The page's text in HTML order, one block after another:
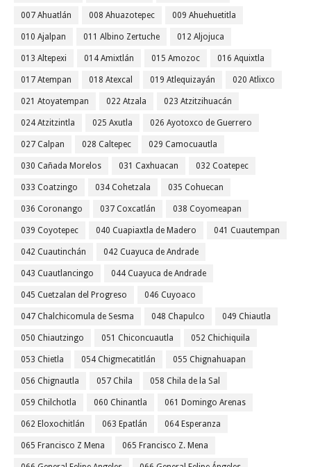
007 Ahuatlán 008 Ahuazotepec 009 Ahuehuetitla
010 Ajalpan 011 Albino Zertuche 012 Aljojuca
013 Altepexi 014 Amixtlán 015 Amozoc 016 Aquixtla
017 Atempan 018 Atexcal 019 Atlequizayán 020 Atlixco
021 Atoyatempan 022 Atzala 023 Atzitzihuacán
024 Atzitzintla 025 Axutla 026 Ayotoxco de Guerrero
027 Calpan 028 Caltepec 029 Camocuautla
030 Cañada Morelos 031 Caxhuacan 032 Coatepec
033 Coatzingo 034 Cohetzala 035 Cohuecan
036 Coronango 037 Coxcatlán 038 Coyomeapan
039 Coyotepec 040 Cuapiaxtla de Madero 041 Cuautempan
042 Cuautinchán 042 Cuayuca de Andrade
043 Cuautlancingo 044 Cuayuca de Andrade
045 Cuetzalan del Progreso 046 Cuyoaco
047 Chalchicomula de Sesma 048 Chapulco 049 Chiautla
050 Chiautzingo 051 Chiconcuautla 052 Chichiquila
053 Chietla 054 Chigmecatitlán 055 Chignahuapan
056 Chignautla 057 Chila 058 Chila de la Sal
059 Chilchotla 060 Chinantla 061 Domingo Arenas
062 Eloxochitlán 063 Epatlán 064 Esperanza
065 Francisco Z Mena 065 Francisco Z. Mena